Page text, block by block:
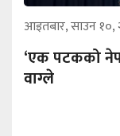
आइतबार, साउन १०,
‘एक पटकको
वाग्ले